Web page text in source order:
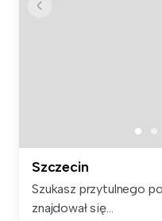
Szczecin
Szukasz przytulnego
znajdował się...